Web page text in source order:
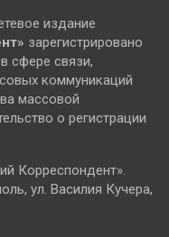
издание
зарегистрировано
сфере связи,
коммуникаций
массовой
о регистрации
Корреспондент».
ул. Василия Кучера,